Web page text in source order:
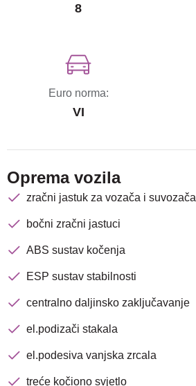
8
Euro norma:
VI
Oprema vozila
zračni jastuk za vozača i suvozača
bočni zračni jastuci
ABS sustav kočenja
ESP sustav stabilnosti
centralno daljinsko zaključavanje
el.podizači stakala
el.podesiva vanjska zrcala
treće kočiono svjetlo